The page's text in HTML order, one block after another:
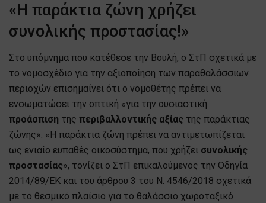
«Η παράκτια ζώνη χρήζει
συνολικής προστασίας!»
Στο υπόμνημα που κατέθεσε την Βουλή, ο ΣτΠ σχετικά με
το νομοσχέδιο για την αξιοποίηση των παραθαλάσσιων
περιοχών επισημαίνει ότι ο νομοθέτης πρέπει να
ενσωματώσει την οπτική «για την ουσιαστική
προάσπιση της περιβαλλοντικής αξίας της παράκτιας
ζώνης». «Η παράκτια ζώνη πρέπει να αντιμετωπίζεται
ως ενιαίο ευπαθές οικοσύστημα, που χρήζει συνολικής
προστασίας», τονίζει ο ΣτΠ επικαλούμενος την Οδηγία
2014/89/ΕΚ και του άρθρου 3 του Ν. 4546/2018 σχετικά
με το θεσμικό πλαίσιο για το θαλάσσιο χωροταξικό